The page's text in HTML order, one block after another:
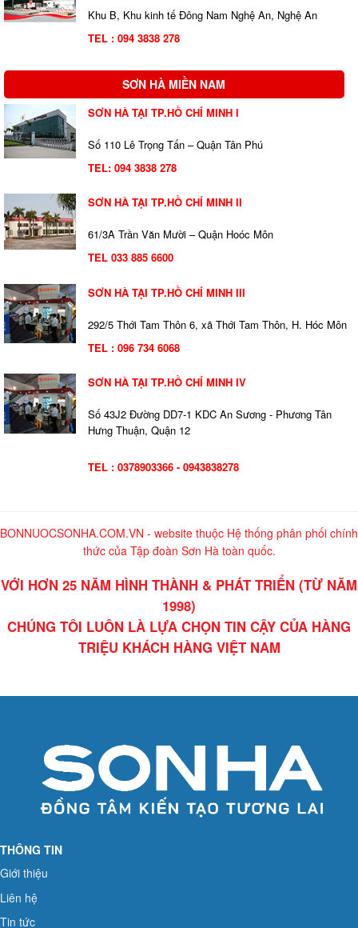
Khu B, Khu kinh tế Đông Nam Nghệ An, Nghệ An
TEL : 094 3838 278
SƠN HÀ MIỀN NAM
SƠN HÀ TẠI TP.HỒ CHÍ MINH I
Số 110 Lê Trọng Tấn – Quận Tân Phú
TEL: 094 3838 278
SƠN HÀ TẠI TP.HỒ CHÍ MINH II
61/3A Trần Văn Mười – Quận Hoóc Môn
TEL 033 885 6600
SƠN HÀ TẠI TP.HỒ CHÍ MINH III
292/5 Thới Tam Thôn 6, xã Thới Tam Thôn, H. Hóc Môn
TEL : 096 734 6068
SƠN HÀ TẠI TP.HỒ CHÍ MINH IV
Số 43J2 Đường DD7-1 KDC An Sương - Phương Tân
Hưng Thuận, Quận 12
TEL : 0378903366 - 0943838278
BONNUOCSONHA.COM.VN - website thuộc Hệ thống phân phối chính
thức của Tập đoàn Sơn Hà toàn quốc.
VỚI HƠN 25 NĂM HÌNH THÀNH & PHÁT TRIỂN (TỪ NĂM
1998)
CHÚNG TÔI LUÔN LÀ LỰA CHỌN TIN CẬY CỦA HÀNG
TRIỆU KHÁCH HÀNG VIỆT NAM
THÔNG TIN
Giới thiệu
Liên hệ
Tin tức